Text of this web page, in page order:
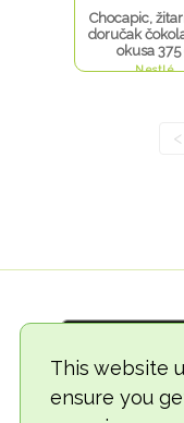
This website
ensure you
Chocapic,
doručak
okusa 375
Nestlé
<